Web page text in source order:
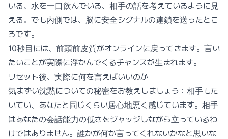
いる、水を一口飲んでいる、相手の話を考えているように見
える。でも内側では、脳に安全シグナルの連鎖を送ったとこ
ろです。
10秒目には、前頭前皮質がオンラインに戻ってきます。言い
たいことが実際に浮かんでくるチャンスが生まれます。
リセット後、実際に何を言えばいいのか
気まずい沈黙についての秘密をお教えしましょう：相手もた
いてい、あなたと同じくらい居心地悪く感じています。相手
はあなたの会話能力の低さをジャッジしながら立っているわ
けではありません。誰かが何か言ってくれないかなと思いな